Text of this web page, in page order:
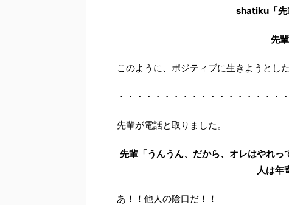
shatiku「先
先
このように、ポジティブに生きようとし
・・・・・・・・・・・・・・・・・・・
先輩が電話と取りました。
先輩「うんうん、だから、オレはやれ
人は年
あ！！他人の陰口だ！！